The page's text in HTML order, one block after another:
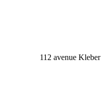
112 avenue Kleber